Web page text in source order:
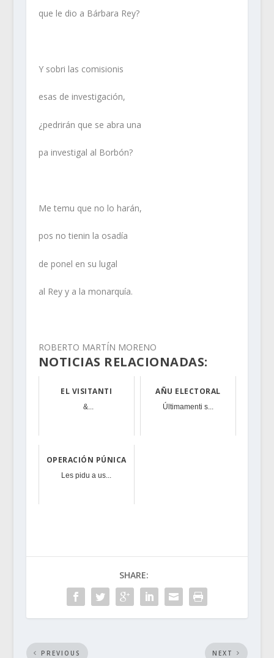
que le dio a Bárbara Rey?
Y sobri las comisionis
esas de investigación,
¿pedrirán que se abra una
pa investigal al Borbón?
Me temu que no lo harán,
pos no tienin la osadía
de ponel en su lugal
al Rey y a la monarquía.
ROBERTO MARTÍN MORENO
NOTICIAS RELACIONADAS:
EL VISITANTI
&...
AÑU ELECTORAL
Últimamenti s...
OPERACIÓN PÚNICA
Les pidu a us...
SHARE:
PREVIOUS NEXT